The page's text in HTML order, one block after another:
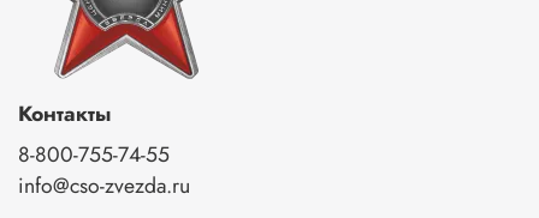
Контакты
8-800-755-74-55
info@cso-zvezda.ru